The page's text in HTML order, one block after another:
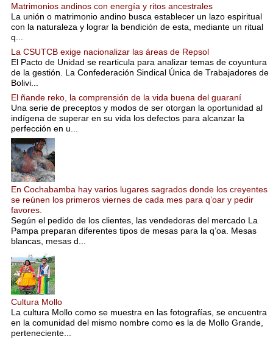
Matrimonios andinos con energía y ritos ancestrales
La unión o matrimonio andino busca establecer un lazo espiritual
con la naturaleza y lograr la bendición de esta, mediante un ritual
q...
La CSUTCB exige nacionalizar las áreas de Repsol
El Pacto de Unidad se rearticula para analizar temas de coyuntura
de la gestión. La Confederación Sindical Única de Trabajadores de
Bolivi...
El ñande reko, la comprensión de la vida buena del guaraní
Una serie de preceptos y modos de ser otorgan la oportunidad al
indígena de superar en su vida los defectos para alcanzar la
perfección en u...
En Cochabamba hay varios lugares sagrados donde los creyentes
se reúnen los primeros viernes de cada mes para q’oar y pedir
favores.
Según el pedido de los clientes, las vendedoras del mercado La
Pampa preparan diferentes tipos de mesas para la q’oa. Mesas
blancas, mesas d...
Cultura Mollo
La cultura Mollo como se muestra en las fotografías, se encuentra
en la comunidad del mismo nombre como es la de Mollo Grande,
perteneciente...